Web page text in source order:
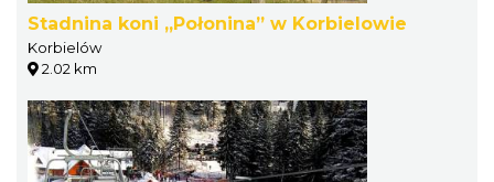
Stadnina koni „Połonina” w Korbielowie
Korbielów
2.02 km